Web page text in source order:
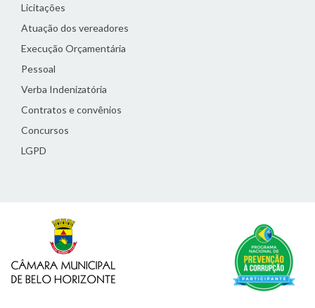
Licitações
Atuação dos vereadores
Execução Orçamentária
Pessoal
Verba Indenizatória
Contratos e convênios
Concursos
LGPD